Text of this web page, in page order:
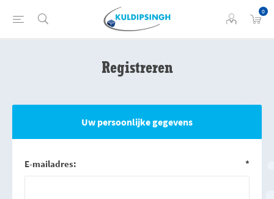
0
Registreren
Uw persoonlijke gegevens
E-mailadres: *